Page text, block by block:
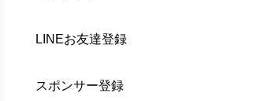
LINEお友達登録
スポンサー登録